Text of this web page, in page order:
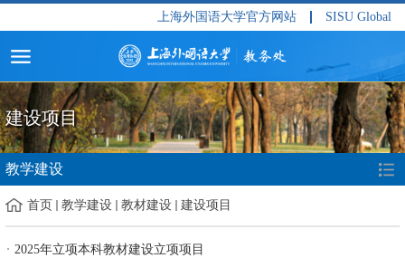
上海外国语大学官方网站 SISU Global
建设项目
教学建设
首页 教学建设 教材建设 建设项目
2025年立项本科教材建设立项项目